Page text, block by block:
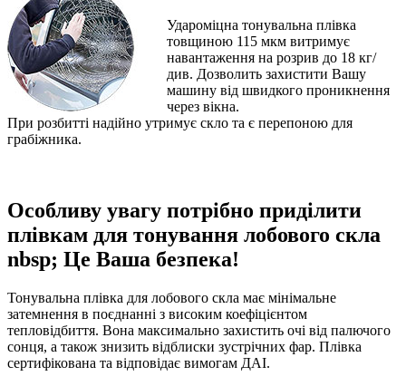
Удароміцна тонувальна плівка
товщиною 115 мкм витримує
навантаження на розрив до 18 кг/
див. Дозволить захистити Вашу
машину від швидкого проникнення
через вікна.
При розбитті надійно утримує скло та є перепоною для
грабіжника.
Особливу увагу потрібно приділити
плівкам для тонування лобового скла
nbsp; Це Ваша безпека!
Тонувальна плівка для лобового скла має мінімальне
затемнення в поєднанні з високим коефіцієнтом
тепловідбиття. Вона максимально захистить очі від палючого
сонця, а також знизить відблиски зустрічних фар. Плівка
сертифікована та відповідає вимогам ДАІ.